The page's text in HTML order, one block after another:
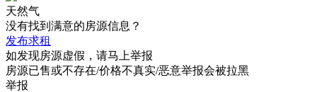
天然气
没有找到满意的房源信息？
发布求租
如发现房源虚假，请马上举报
房源已售或不存在/价格不真实/恶意举报会被拉黑
举报